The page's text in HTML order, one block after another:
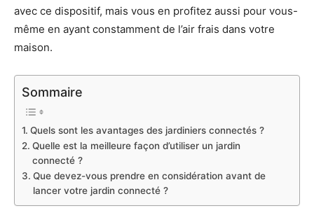
avec ce dispositif, mais vous en profitez aussi pour vous-
même en ayant constamment de l’air frais dans votre
maison.
Sommaire
Quels sont les avantages des jardiniers connectés ?
Quelle est la meilleure façon d’utiliser un jardin
connecté ?
Que devez-vous prendre en considération avant de
lancer votre jardin connecté ?